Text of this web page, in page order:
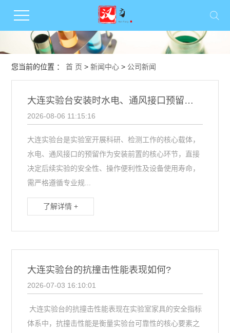
您当前的位置 ：首 页 >新闻中心 > 公司新闻
大连实验台安装时水电、通风接口预留有哪些注意事项？
2026-08-06 11:15:16
大连实验台是实验室开展科研、检测工作的核心载体，
水电、通风接口的预留作为安装前置的核心环节，直接
决定后续实验的安全性、操作便利性及设备使用寿命，
需严格遵循专业规...
了解详情 +
大连实验台的抗撞击性能表现如何?
2026-07-03 16:10:01
大连实验台的抗撞击性能表现在实验室家具的安全指标
体系中，抗撞击性能是衡量实验台可靠性的核心要素之